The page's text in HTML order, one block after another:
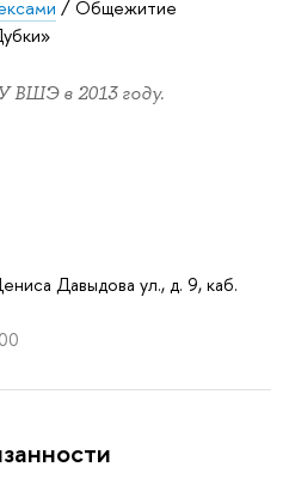
/Общежитие
в 2013 году.
Давыдова ул., д. 9, каб.